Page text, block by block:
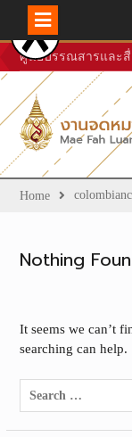
Skip
to
content
ศูนย์บรรณสารและสื่
Home
Nothing
It seems we can’t
searching can help.
Search
for: